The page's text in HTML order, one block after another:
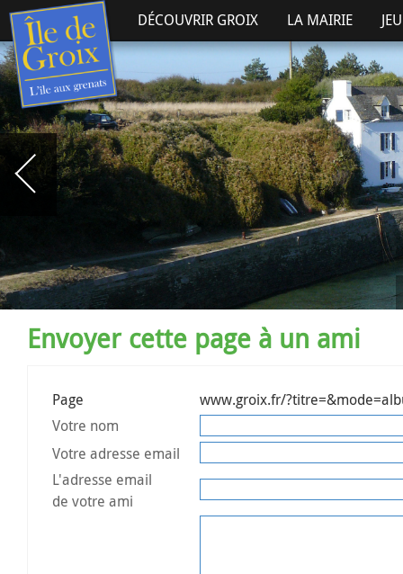
DÉCOUVRIR GROIX LA MAIRIE
Envoyer cette page à un ami
Page
www.groix.fr/
Votre nom
Votre adresse email
L'adresse email
de votre ami